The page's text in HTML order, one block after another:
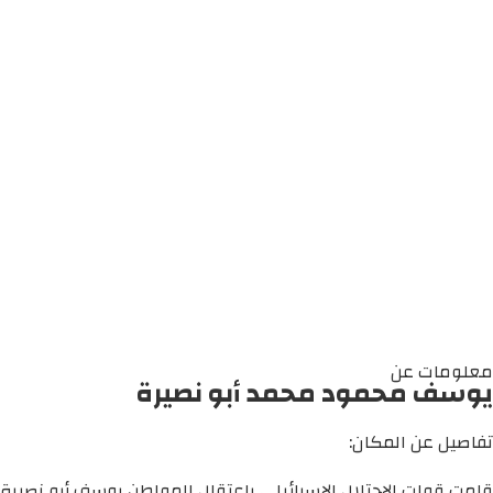
معلومات عن
يوسف محمود محمد أبو نصيرة
تفاصيل عن المكان: